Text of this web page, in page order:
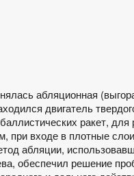
абляционная
двигатель
ракет,
при входе в плотные
абляции,
обеспечил решение